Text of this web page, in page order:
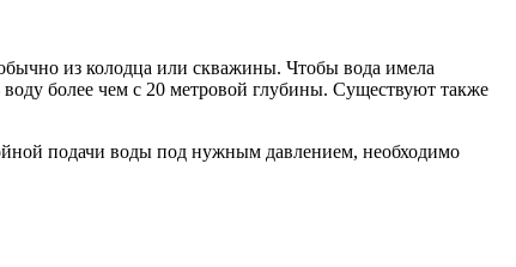
из колодца или скважины. Чтобы вода имела
более чем с 20 метровой глубины. Существуют также
подачи воды под нужным давлением, необходимо